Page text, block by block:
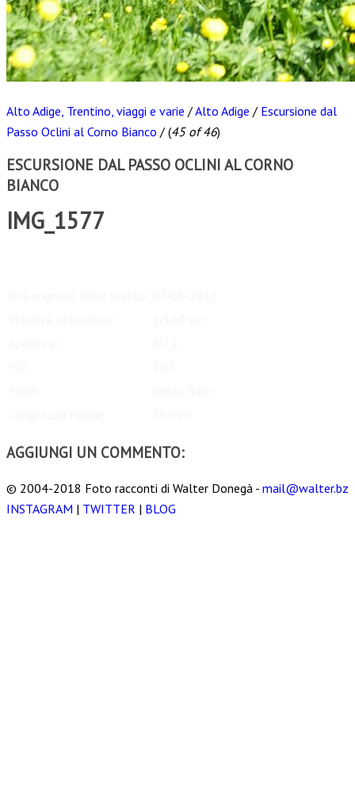
Alto Adige, Trentino, viaggi e varie /Alto Adige / Escursione dal
Passo Oclini al Corno Bianco / (45 of 46)
ESCURSIONE DAL PASSO OCLINI AL CORNO
BIANCO
IMG_1577
AGGIUNGI UN COMMENTO:
© 2004-2018 Foto racconti di Walter Donegà - mail@walter.bz
INSTAGRAM | TWITTER | BLOG